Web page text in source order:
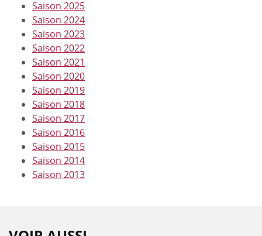
Saison 2025
Saison 2024
Saison 2023
Saison 2022
Saison 2021
Saison 2020
Saison 2019
Saison 2018
Saison 2017
Saison 2016
Saison 2015
Saison 2014
Saison 2013